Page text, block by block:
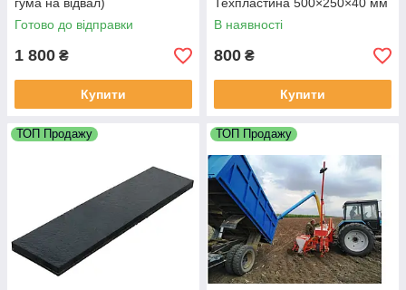
Готово до відправки
1 800 ₴
Купити
В наявності
800 ₴
Купити
ТОП Продажу ТОП Продажу